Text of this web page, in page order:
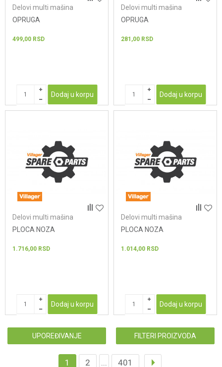
Delovi multi mašina
OPRUGA
499,00 RSD
Dodaj u korpu
Delovi multi mašina
OPRUGA
281,00 RSD
Dodaj u korpu
Delovi multi mašina
PLOCA NOZA
1.716,00 RSD
Dodaj u korpu
Delovi multi mašina
PLOCA NOZA
1.014,00 RSD
Dodaj u korpu
UPOREĐIVANJE FILTERI PROIZVODA
1 2 ... 401